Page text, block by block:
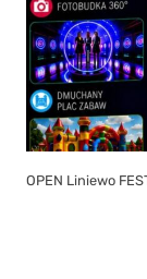
OPEN Liniewo